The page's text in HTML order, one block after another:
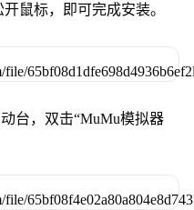
鼠标，即可完成安装。
台，双击“MuMu模拟器